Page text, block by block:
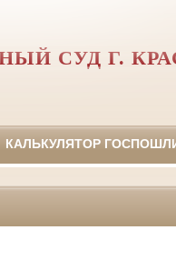
СУД Г.
КАЛЬКУЛЯТОР